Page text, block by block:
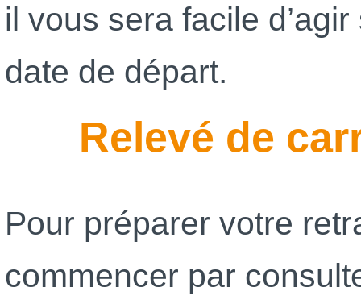
il vous sera facile
date de départ.
Relevé de
Pour préparer votre
commencer par